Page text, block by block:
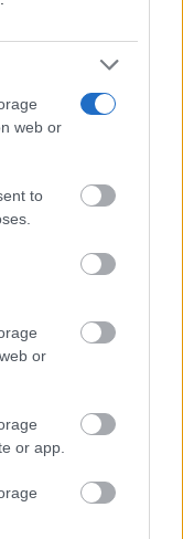
web or
to
or
or app.
indomable